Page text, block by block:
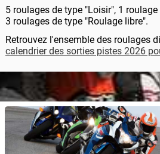
5 roulages de type "Loisir", 1
3 roulages de type "Roulage libre".
Retrouvez l'ensemble des roulages
calendrier des sorties pistes 2026